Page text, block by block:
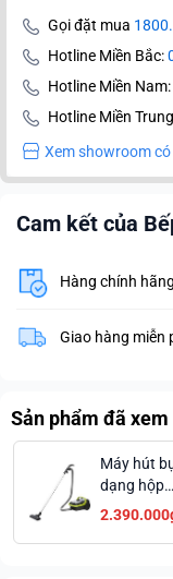
Gọi đặt mua
Hotline Miền Bắc:
Hotline Miền Nam:
Hotline Miền
Xem showroom
Cam kết của
Hàng chính hãng
Giao hàng miễn
Sản phẩm đã xem
Máy hút
dạng hộp
Panasonic